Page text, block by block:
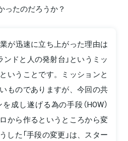
ったのだろうか？
が迅速に立ち上がった理由は
ンドと人の発射台」というミッ
いうことです。ミッションと
ものでありますが、今回の共
成し遂げる為の手段（HOW）
から作るというところから変
した「手段の変更」は、スター